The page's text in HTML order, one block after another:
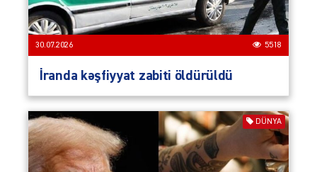
30.07.2026 5518
İranda kəşfiyyat zabiti öldürüldü
DÜNYA